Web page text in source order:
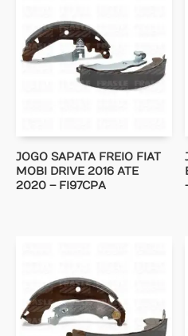
JOGO SAPATA FREIO FIAT
MOBI DRIVE 2016 ATE
2020 – FI97CPA